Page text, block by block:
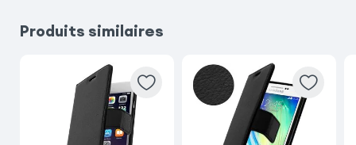
iPhone SE 2020 Nothing Phone 3a
Produits similaires